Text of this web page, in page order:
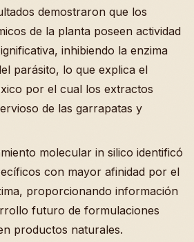
demostraron que los
de la planta poseen actividad
inhibiendo la enzima
parásito, lo que explica el
por el cual los extractos
de las garrapatas y
molecular in silico identificó
con mayor afinidad por el
proporcionando información
futuro de formulaciones
productos naturales.